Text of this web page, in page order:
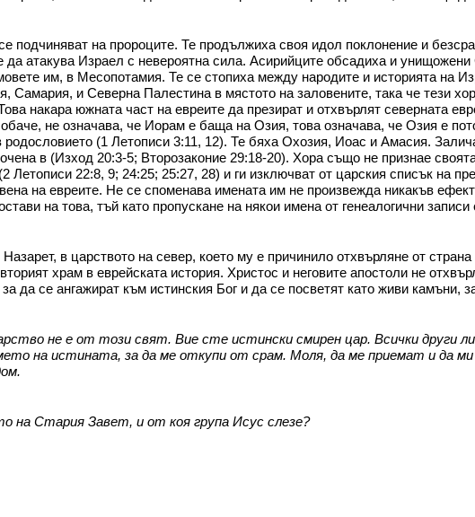
подчиняват на пророците. Те продължиха своя идол поклонение и
да атакува Израел с невероятна сила. Асирийците обсадиха и
им, в Месопотамия. Те се стопиха между народите и историята на
Самария, и Северна Палестина в мястото на заловените, така че тези
накара южната част на евреите да презират и отхвърлят северната
не означава, че Иорам е баща на Озия, това означава, че Озия е
(1 Летописи 3:11, 12). Те бяха Охозия, Иоас и Амасия.
в (Изход 20:3-5; Второзаконие 29:18-20). Хора също не признае
Летописи 22:8, 9; 24:25; 25:27, 28) и ги изключват от царския списък на
на евреите. Не се споменава имената им не произвежда никакъв
на това, тъй като пропускане на някои имена от генеалогични
в царството на север, което му е причинило отхвърляне от
храм в еврейската история. Христос и неговите апостоли не
да се ангажират към истинския Бог и да се посветят като живи камъни,
не е от този свят. Вие сте истински смирен цар. Всички други
на истината, за да ме откупи от срам. Моля, да ме приемат и да ми
на Стария Завет, и от коя група Исус слезе?